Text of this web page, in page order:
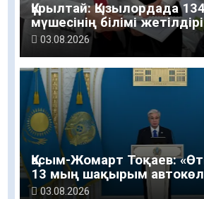
Құрылтай: Қызылордада
мүшесінің білімі
03.08.2026
Қасым-Жомарт Тоқаев:
13 мың шақырым
салу және жөндеу жұмысы
03.08.2026